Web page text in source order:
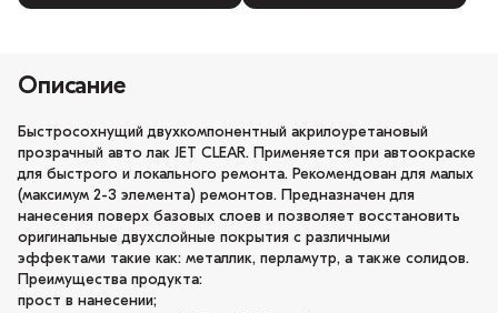
Описание
Быстросохнущий двухкомпонентный акрилоуретановый
прозрачный авто лак JET CLEAR. Применяется при автоокраске
для быстрого и локального ремонта. Рекомендован для малых
(максимум 2-3 элемента) ремонтов. Предназначен для
нанесения поверх базовых слоев и позволяет восстановить
оригинальные двухслойные покрытия с различными
эффектами такие как: металлик, перламутр, а также солидов.
Преимущества продукта:
прост в нанесении;